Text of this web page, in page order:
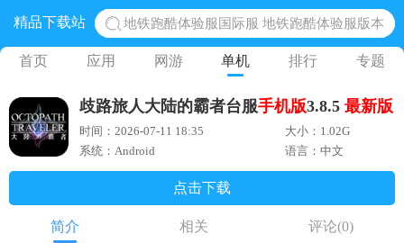
精品下载站
地铁跑酷体验服国际服 地铁跑酷体验服版本
网易光遇手游正版 点亮星空共庆周年
黎明觉醒生机腾讯正版 黎明觉醒生机国际服
蛋仔派对下载 蛋仔派对体验服
奥特曼王者传奇 正版奥特曼游戏
首页 应用 网游 单机 排行 专题
歧路旅人大陆的霸者台服手机版3.8.5 最新版
时间：2026-07-11 18:35
大小：1.02G
系统：Android
语言：中文
点击下载
简介 相关 评论(0)